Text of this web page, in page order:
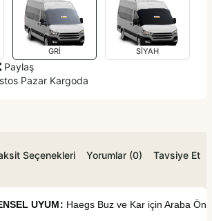
GRİ SİYAH
Paylaş
Pazar Kargoda
Seçenekleri Yorumlar (0) Tavsiye Et
UYUM: HaegsBuz ve Kar için Araba Ön